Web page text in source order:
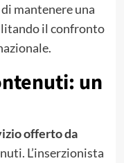
mantenere una
il confronto
un
offerto da
L’inserzionista